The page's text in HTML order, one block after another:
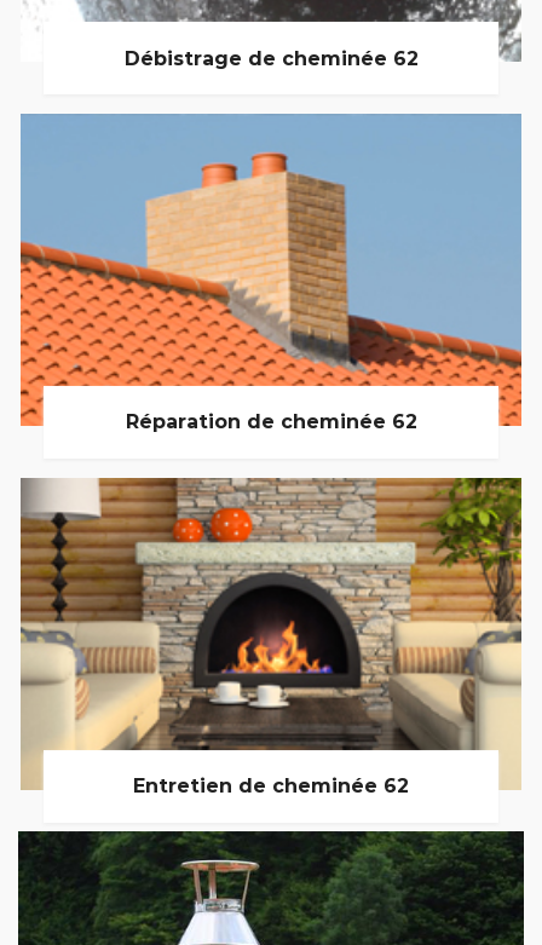
Débistrage de cheminée 62
Réparation de cheminée 62
Entretien de cheminée 62